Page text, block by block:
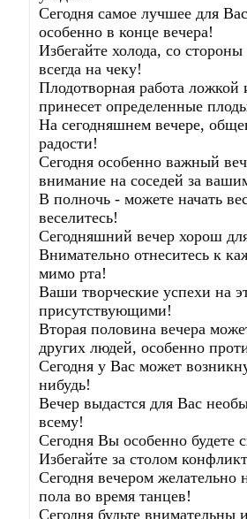
Сегодня самое лучшее для
особенно в конце вечера!
Избегайте холода, со
всегда на чеку!
Плодотворная работа
принесет определенные
На сегодняшнем вечере,
радости!
Сегодня особенно важный
внимание на соседей за
В полночь - можете начать
веселитесь!
Сегодняшний вечер хорош
Внимательно отнеситесь к
мимо рта!
Ваши творческие успехи на
присутствующими!
Вторая половина вечера
других людей, особенно
Сегодня у Вас может
нибудь!
Вечер выдастся для Вас
всему!
Сегодня Вы особенно будете
Избегайте за столом
Сегодня вечером желательно
пола во время танцев!
Сегодня будьте внимательны